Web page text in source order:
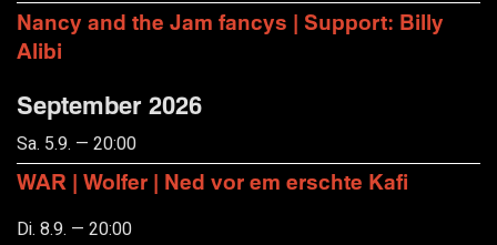
Nancy and the Jam fancys | Support: Billy
Alibi
September 2026
Sa. 5.9. — 20:00
WAR | Wolfer | Ned vor em erschte Kafi
Di. 8.9. — 20:00